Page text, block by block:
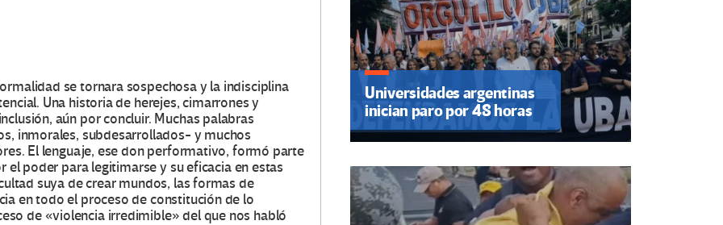
se tornara sospechosa y la indisciplina
Una historia de herejes, cimarrones y
aún por concluir. Muchas palabras
inmorales, subdesarrollados- y muchos
El lenguaje, ese don performativo, formó parte
poder para legitimarse y su eficacia en estas
suya de crear mundos, las formas de
en todo el proceso de constitución de lo
de «violencia irredimible» del que nos habló
Universidades argentinas
inician paro por 48 horas